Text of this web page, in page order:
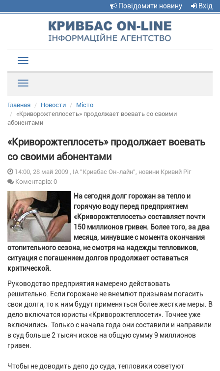
Повідомити новину Вхід
navigation
Главная Новости
Місто
«Криворожтеплосеть» продолжает воевать со своими
абонентами
«Криворожтеплосеть» продолжает воевать
со своими абонентами
14:00, 28 май 2009 , ІА "Кривбас Он-лайн", новини Кривий Ріг
Коментарів: 0
На сегодня долг горожан за тепло и
горячую воду перед предприятием
«Криворожтеплосеть» составляет почти
150 миллионов гривен. Более того, за два
месяца, минувшие с момента окончания
отопительного сезона, не смотря на надежды тепловиков,
ситуация с погашением долгов продолжает оставаться
критической.
Руководство предприятия намерено действовать
решительно. Если горожане не внемлют призывам погасить
свои долги, то к ним будут применяться более жесткие меры. В
дело включатся юристы «Криворожтеплосети». Точнее уже
включились. Только с начала года они составили и направили
в суд больше 2 тысяч исков на общую сумму 9 миллионов
гривен.
Чтобы не доводить дело до суда, тепловики советуют